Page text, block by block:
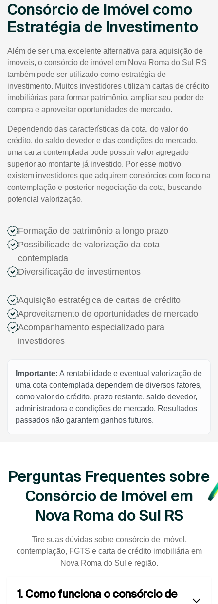
Consórcio de Imóvel como
Estratégia de Investimento
Além de ser uma excelente alternativa para aquisição de
imóveis, o consórcio de imóvel em Nova Roma do Sul RS
também pode ser utilizado como estratégia de
investimento. Muitos investidores utilizam cartas de crédito
imobiliárias para formar patrimônio, ampliar seu poder de
compra e aproveitar oportunidades de mercado.
Dependendo das características da cota, do valor do
crédito, do saldo devedor e das condições do mercado,
uma carta contemplada pode possuir valor agregado
superior ao montante já investido. Por esse motivo,
existem investidores que adquirem consórcios com foco na
contemplação e posterior negociação da cota, buscando
potencial valorização.
Formação de patrimônio a longo prazo
Possibilidade de valorização da cota
contemplada
Diversificação de investimentos
Aquisição estratégica de cartas de crédito
Aproveitamento de oportunidades de mercado
Acompanhamento especializado para
investidores
Importante: A rentabilidade e eventual valorização de
uma cota contemplada dependem de diversos fatores,
como valor do crédito, prazo restante, saldo devedor,
administradora e condições de mercado. Resultados
passados não garantem ganhos futuros.
Perguntas Frequentes sobre
Consórcio de Imóvel em
Nova Roma do Sul RS
Tire suas dúvidas sobre consórcio de imóvel,
contemplação, FGTS e carta de crédito imobiliária em
Nova Roma do Sul e região.
1. Como funciona o consórcio de